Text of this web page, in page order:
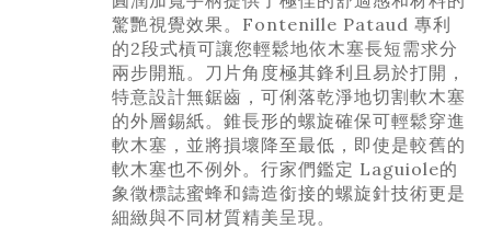
驚艷視覺效果。Fontenille Pataud 專利
的2段式槓可讓您輕鬆地依木塞長短需求分
兩步開瓶。刀片角度極其鋒利且易於打開，
特意設計無鋸齒，可俐落乾淨地切割軟木塞
的外層錫紙。錐長形的螺旋確保可輕鬆穿進
軟木塞，並將損壞降至最低，即使是較舊的
軟木塞也不例外。行家們鑑定 Laguiole的
象徵標誌蜜蜂和鑄造銜接的螺旋針技術更是
細緻與不同材質精美呈現。